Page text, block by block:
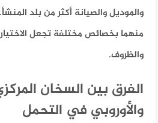
والموديل والصيانة أكثر من بلد
منهما بخصائص مختلفة تجعل الاختيار
والظروف.
الفرق بين السخان
والأوروبي في التحمل